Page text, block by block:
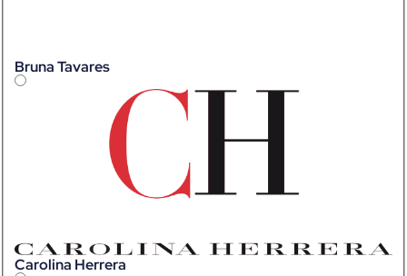
Bruna Tavares
Carolina Herrera